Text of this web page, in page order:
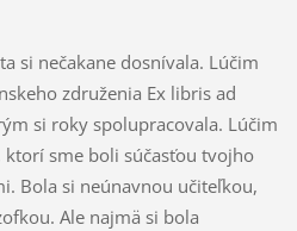
si nečakane dosnívala. Lúčim
združenia Ex libris ad
si roky spolupracovala. Lúčim
ktorí sme boli súčasťou tvojho
Bola si neúnavnou učiteľkou,
Ale najmä si bola